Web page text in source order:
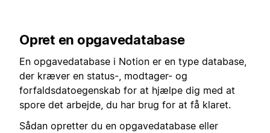
Opret en opgavedatabase
En opgavedatabase i Notion er en type database,
der kræver en status-, modtager- og
forfaldsdatoegenskab for at hjælpe dig med at
spore det arbejde, du har brug for at få klaret.
Sådan opretter du en opgavedatabase eller